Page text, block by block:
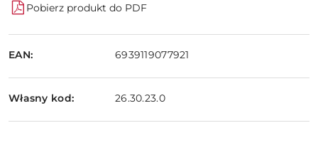
Pobierz produkt do PDF
EAN: 6939119077921
Własny kod: 26.30.23.0